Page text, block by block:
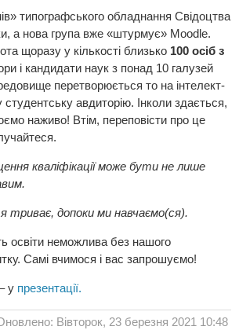
типографського обладнання Свідоцтва
а нова група вже «штурмує» Moodle.
щоразу у кількості близько 100 осіб з
і кандидати наук з понад 10 галузей
перетворюється то на інтелект-
студентську авдиторію. Інколи здається,
наживо! Втім, переповісти про це
кваліфікації може бути не лише
допоки ми навчаємо(ся).
освіти неможлива без нашого
Самі вчимося і вас запрошуємо!
у презентації.
Вівторок, 23 березня 2021 10:48